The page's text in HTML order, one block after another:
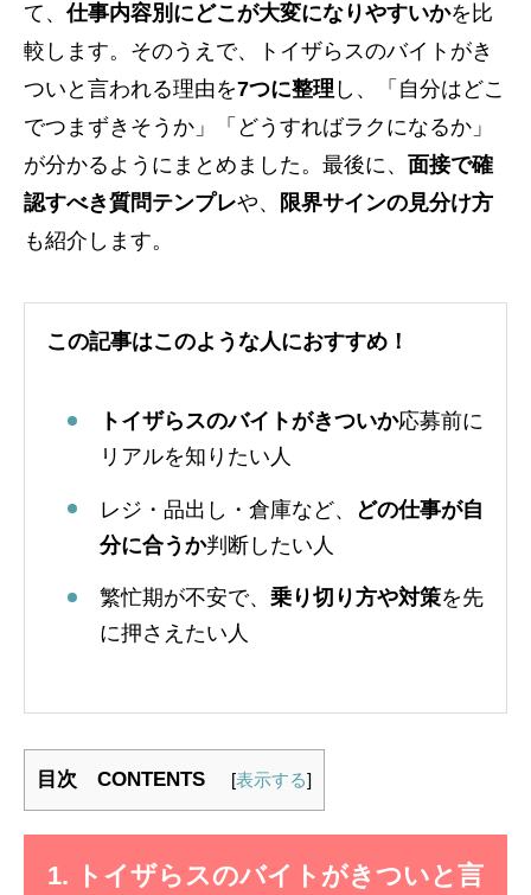
て、仕事内容別にどこが大変になりやすいかを比
較します。そのうえで、トイザらスのバイトがき
ついと言われる理由を7つに整理 し、「自分はどこ
でつまずきそうか」「どうすればラクになるか」
が分かるようにまとめました。最後に、 面接で確
認すべき質問テンプレや、
限界サインの見分け方
も紹介します。
この記事はこのような人におすすめ！
トイザらスのバイトがきついか応募前に
リアルを知りたい人
レジ・品出し・倉庫など、 どの仕事が自
分に合うか判断したい人
繁忙期が不安で、 乗り切り方や対策を先
に押さえたい人
目次 CONTENTS [表示する]
1. トイザらスのバイトがきついと言